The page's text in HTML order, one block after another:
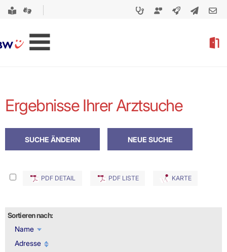
Ergebnisse Ihrer Arztsuche
PDF DETAIL PDF LISTE KARTE
Sortieren nach:
Name
Adresse